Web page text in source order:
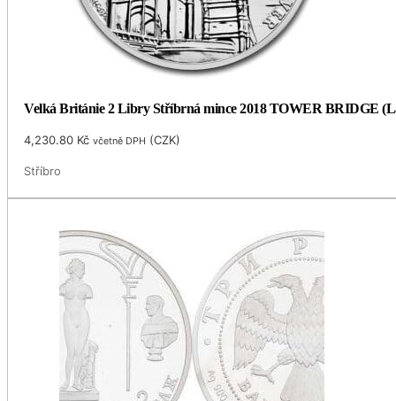
Velká Británie 2 Libry Stříbrná mince 2018 TOWER BRIDGE
4,230.80 Kč včetně DPH (CZK)
Stříbro